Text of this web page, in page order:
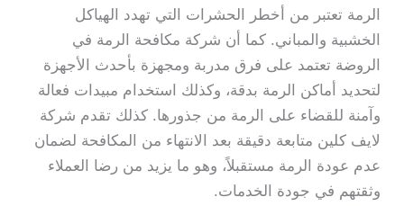
الرمة تعتبر من أخطر الحشرات التي تهدد الهياكل
الخشبية والمباني. كما أن شركة مكافحة الرمة في
الروضة تعتمد على فرق مدربة ومجهزة بأحدث الأجهزة
لتحديد أماكن الرمة بدقة، وكذلك استخدام مبيدات فعالة
وآمنة للقضاء على الرمة من جذورها. كذلك تقدم شركة
لايف كلين متابعة دقيقة بعد الانتهاء من المكافحة لضمان
عدم عودة الرمة مستقبلاً، وهو ما يزيد من رضا العملاء
وثقتهم في جودة الخدمات.